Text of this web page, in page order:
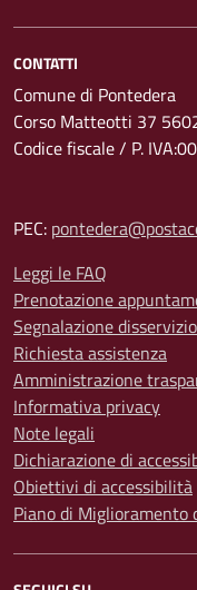
CONTATTI
Comune di Pontedera
Corso Matteotti 37
Codice fiscale / P.
PEC:
Leggi le FAQ
Prenotazione
Segnalazione disservizio
Richiesta assistenza
Amministrazione
Informativa privacy
Note legali
Dichiarazione di
Obiettivi di accessibilità
Piano di Miglioramento